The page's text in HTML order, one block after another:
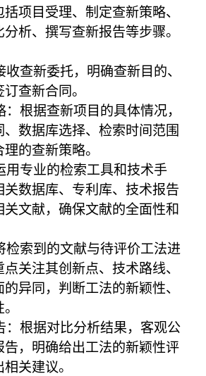
项目受理、制定查新策略、
析、撰写查新报告等步骤。
查新委托，明确查新目的、
查新合同。
根据查新项目的具体情况，
数据库选择、检索时间范围
的查新策略。
用专业的检索工具和技术手
数据库、专利库、技术报告
文献，确保文献的全面性和
检索到的文献与待评价工法进
关注其创新点、技术路线、
异同，判断工法的新颖性、
：根据对比分析结果，客观公
，明确给出工法的新颖性评
关建议。